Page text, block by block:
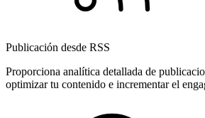
Publicación desde RSS
Proporciona analítica detallada de
optimizar tu contenido e incrementar el